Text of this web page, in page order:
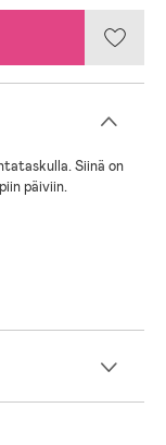
Siinä on
päiviin.